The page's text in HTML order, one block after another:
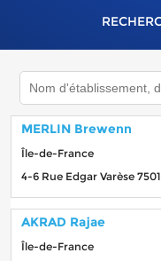
MERLIN Brewenn
Île-de-France
4-6 Rue Edgar Varèse
AKRAD Rajae
Île-de-France